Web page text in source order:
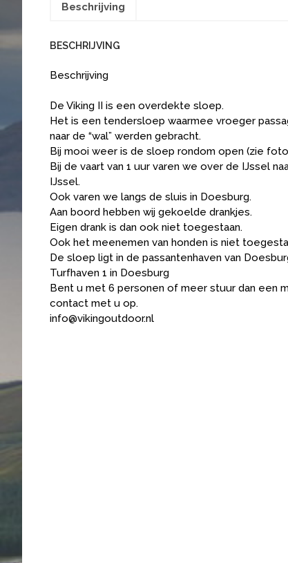
Beschrijving
BESCHRIJVING
Beschrijving
De Viking II is een overdekte sloep.
Het is een tendersloep waarmee vroeger
naar de “wal” werden gebracht.
Bij mooi weer is de sloep rondom open (zie
Bij de vaart van 1 uur varen we over de IJssel
IJssel.
Ook varen we langs de sluis in Doesburg.
Aan boord hebben wij gekoelde drankjes.
Eigen drank is dan ook niet toegestaan.
Ook het meenemen van honden is niet
De sloep ligt in de passantenhaven van
Turfhaven 1 in Doesburg
Bent u met 6 personen of meer stuur dan een
contact met u op.
info@vikingoutdoor.nl